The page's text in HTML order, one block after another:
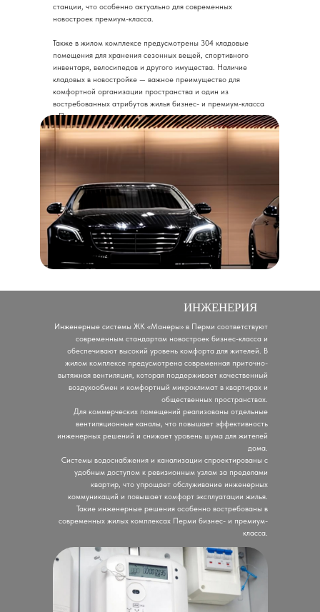
станции, что особенно актуально для современных
новостроек премиум-класса.
Также в жилом комплексе предусмотрены 304 кладовые
помещения для хранения сезонных вещей, спортивного
инвентаря, велосипедов и другого имущества. Наличие
кладовых в новостройке — важное преимущество для
комфортной организации пространства и один из
востребованных атрибутов жилья бизнес- и премиум-класса
в Перми.
Инженерные системы ЖК «Манеры» в Перми соответствуют
современным стандартам новостроек бизнес-класса и
обеспечивают высокий уровень комфорта для жителей. В
жилом комплексе предусмотрена современная приточно-
вытяжная вентиляция, которая поддерживает качественный
воздухообмен и комфортный микроклимат в квартирах и
общественных пространствах.
Для коммерческих помещений реализованы отдельные
вентиляционные каналы, что повышает эффективность
инженерных решений и снижает уровень шума для жителей
дома.
Системы водоснабжения и канализации спроектированы с
удобным доступом к ревизионным узлам за пределами
квартир, что упрощает обслуживание инженерных
коммуникаций и повышает комфорт эксплуатации жилья.
Такие инженерные решения особенно востребованы в
современных жилых комплексах Перми бизнес- и премиум-
класса.
ИНЖЕНЕРИЯ